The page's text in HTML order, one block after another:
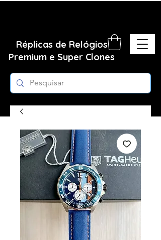
Réplicas de Relógios
Premium e Super Clones